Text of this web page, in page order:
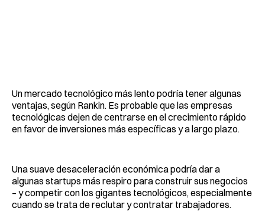
Un mercado tecnológico más lento podría tener algunas
ventajas, según Rankin. Es probable que las empresas
tecnológicas dejen de centrarse en el crecimiento rápido
en favor de inversiones más específicas y a largo plazo.
Una suave desaceleración económica podría dar a
algunas startups más respiro para construir sus negocios
– y competir con los gigantes tecnológicos, especialmente
cuando se trata de reclutar y contratar trabajadores.